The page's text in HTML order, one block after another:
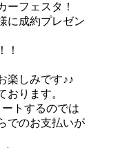
ーフェスタ！
に成約プレゼン
！
楽しみです♪♪
おります。
トするのでは
でのお支払いが